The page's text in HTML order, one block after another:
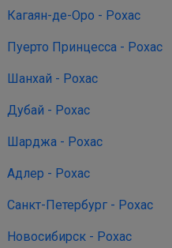
Кагаян-де-Оро - Рохас
Пуерто Принцесса - Рохас
Шанхай - Рохас
Дубай - Рохас
Шарджа - Рохас
Адлер - Рохас
Санкт-Петербург - Рохас
Новосибирск - Рохас